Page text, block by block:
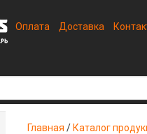
Оплата Доставка
Главная / Каталог